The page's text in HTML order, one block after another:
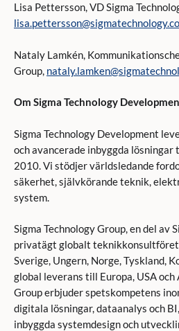
Lisa Pettersson, VD Sigma
Nataly Lamkén,
Group,
Om Sigma Technology
Sigma Technology Development
och avancerade inbyggda
2010. Vi stödjer världsledande
säkerhet, självkörande teknik,
system.
Sigma Technology Group, en del av
privatägt globalt
Sverige, Ungern, Norge, Tyskland,
global leverans till Europa, USA och
Group erbjuder spetskompetens
digitala lösningar, dataanalys och
inbyggda systemdesign och